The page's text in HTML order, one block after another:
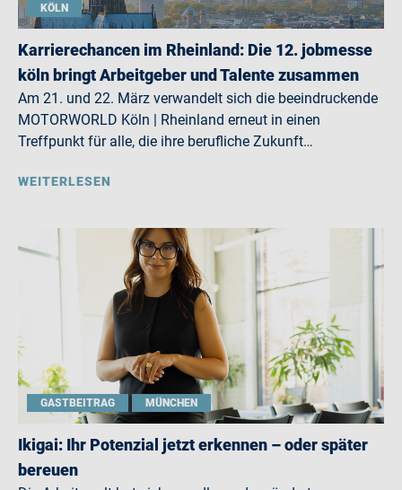
KÖLN
Karrierechancen im Rheinland: Die 12. jobmesse
köln bringt Arbeitgeber und Talente zusammen
Am 21. und 22. März verwandelt sich die beeindruckende
MOTORWORLD Köln | Rheinland erneut in einen
Treffpunkt für alle, die ihre berufliche Zukunft…
WEITERLESEN
GASTBEITRAG MÜNCHEN
Ikigai: Ihr Potenzial jetzt erkennen – oder später
bereuen